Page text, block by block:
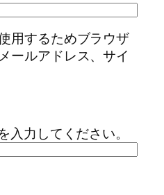
用するためブラウザ
ールアドレス、サイ
入力してください。